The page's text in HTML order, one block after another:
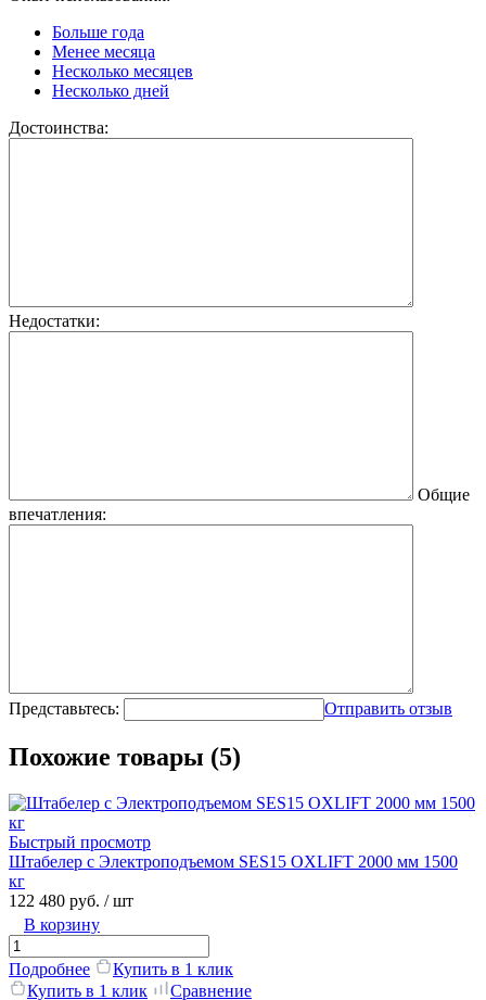
Больше года
Менее месяца
Несколько месяцев
Несколько дней
Достоинства:
Недостатки:
Общие
впечатления:
Представьтесь: Отправить отзыв
Похожие товары (5)
Быстрый просмотр
Штабелер с Электроподъемом SES15 OXLIFT 2000 мм 1500
кг
122 480 руб. / шт
В корзину
Подробнее
Купить в 1 клик
Купить в 1 клик
Сравнение